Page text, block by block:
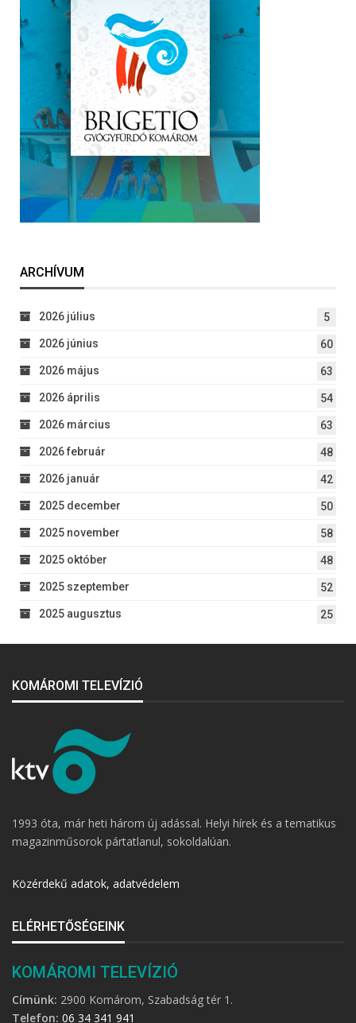
ARCHÍVUM
2026 július 5
2026 június 60
2026 május 63
2026 április 54
2026 március 63
2026 február 48
2026 január 42
2025 december 50
2025 november 58
2025 október 48
2025 szeptember 52
2025 augusztus 25
KOMÁROMI TELEVÍZIÓ
1993 óta, már heti három új adással. Helyi hírek és a tematikus
magazinműsorok pártatlanul, sokoldalúan.
Közérdekű adatok, adatvédelem
ELÉRHETŐSÉGEINK
KOMÁROMI TELEVÍZIÓ
Címünk: 2900 Komárom, Szabadság tér 1.
Telefon: 06 34 341 941